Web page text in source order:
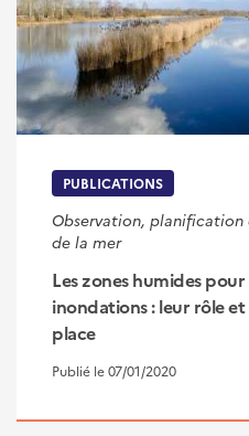
PUBLICATIONS
Observation,
de la mer
Les zones humides
inondations : leur rôle
place
Publié le 07/01/2020